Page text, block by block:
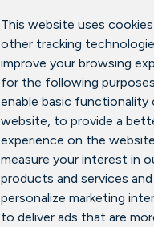
This website uses
other tracking
improve your browsing
for the following
enable basic functionality
website, to provide a
experience on the website
measure your interest in
products and services
personalize marketing
to deliver ads that are